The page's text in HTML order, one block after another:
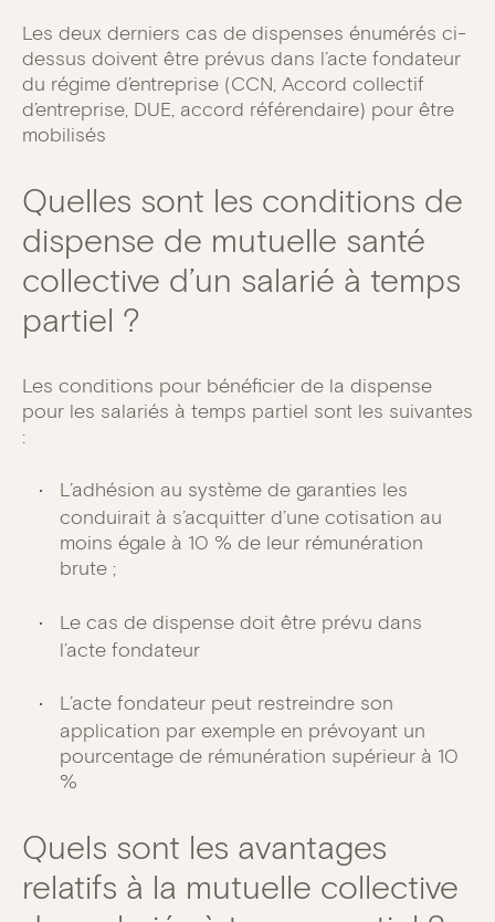
Les deux derniers cas de dispenses énumérés ci-
dessus doivent être prévus dans l’acte fondateur
du régime d’entreprise (CCN, Accord collectif
d’entreprise, DUE, accord référendaire) pour être
mobilisés
Quelles sont les conditions de
dispense de mutuelle santé
collective d’un salarié à temps
partiel ?
Les conditions pour bénéficier de la dispense
pour les salariés à temps partiel sont les suivantes
:
L’adhésion au système de garanties les
conduirait à s’acquitter d’une cotisation au
moins égale à 10 % de leur rémunération
brute ;
Le cas de dispense doit être prévu dans
l’acte fondateur
L’acte fondateur peut restreindre son
application par exemple en prévoyant un
pourcentage de rémunération supérieur à 10
%
Quels sont les avantages
relatifs à la mutuelle collective